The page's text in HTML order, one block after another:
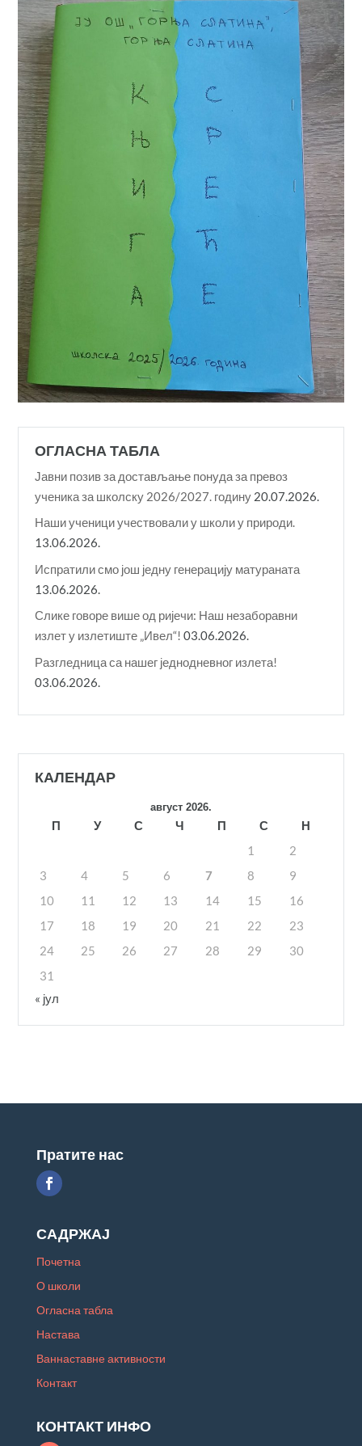
ОГЛАСНА ТАБЛА
Јавни позив за достављање понуда за превоз
ученика за школску 2026/2027. годину 20.07.2026.
Наши ученици учествовали у школи у природи.
13.06.2026.
Испратили смо још једну генерацију матураната
13.06.2026.
Слике говоре више од ријечи: Наш незаборавни
излет у излетиште „Ивел“! 03.06.2026.
Разгледница са нашег једнодневног излета!
03.06.2026.
КАЛЕНДАР
август 2026.
П У С Ч П С
Н
1
2
3
4 5 6 7 8
9
10
11 12 13 14 15
16
17
18 19 20 21 22
23
24
25 26 27 28 29
30
31
« јул
Пратите нас
САДРЖАЈ
Почетна
О школи
Огласна табла
Настава
Ваннаставне активности
Контакт
КОНТАКТ ИНФО